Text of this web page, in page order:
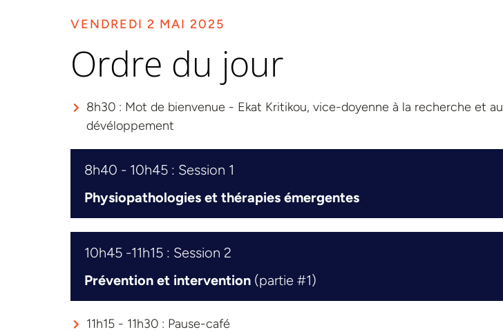
VENDREDI 2 MAI 2025
Ordre du jour
8h30 : Mot de bienvenue - Ekat Kritikou, vice-doyenne à la recherche et au
dévéloppement
8h40 - 10h45 : Session 1
Physiopathologies et thérapies émergentes
10h45 -11h15 : Session 2
Prévention et intervention (partie #1)
11h15 - 11h30 : Pause-café